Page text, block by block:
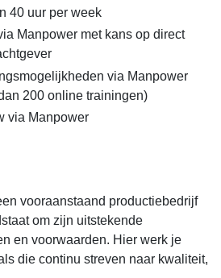
40 uur per week
Manpower met kans op direct
via Manpower
200 online trainingen)
via Manpower
vooraanstaand productiebedrijf
om zijn uitstekende
en voorwaarden. Hier werk je
die continu streven naar kwaliteit,